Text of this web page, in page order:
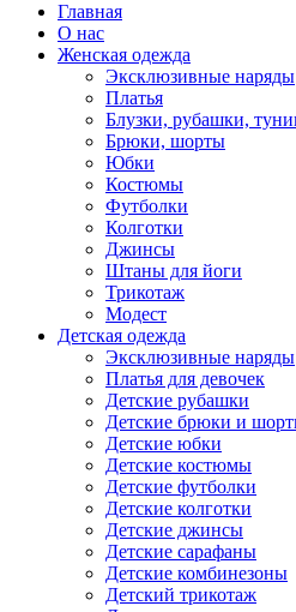
Главная
О нас
Женская одежда
Эксклюзивные наряды
Платья
Блузки, рубашки,
Брюки, шорты
Юбки
Костюмы
Футболки
Колготки
Джинсы
Штаны для йоги
Трикотаж
Модест
Детская одежда
Эксклюзивные наряды
Платья для девочек
Детские рубашки
Детские брюки и
Детские юбки
Детские костюмы
Детские футболки
Детские колготки
Детские джинсы
Детские сарафаны
Детские комбинезоны
Детский трикотаж